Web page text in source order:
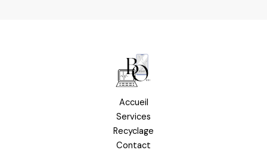
Accueil
Services
Recyclage
Contact